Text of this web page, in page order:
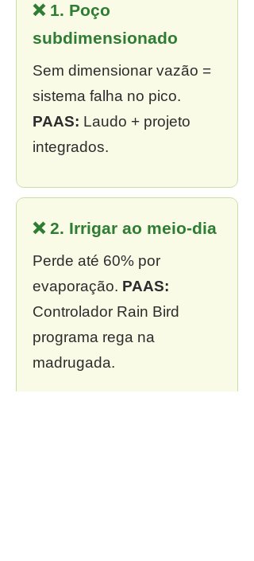
❌ 1. Poço
subdimensionado
Sem dimensionar vazão =
sistema falha no pico.
PAAS: Laudo + projeto
integrados.
❌ 2. Irrigar ao meio-dia
Perde até 60% por
evaporação. PAAS:
Controlador Rain Bird
programa rega na
madrugada.